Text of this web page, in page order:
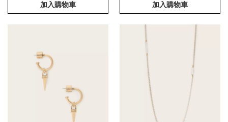
加入購物車 加入購物車